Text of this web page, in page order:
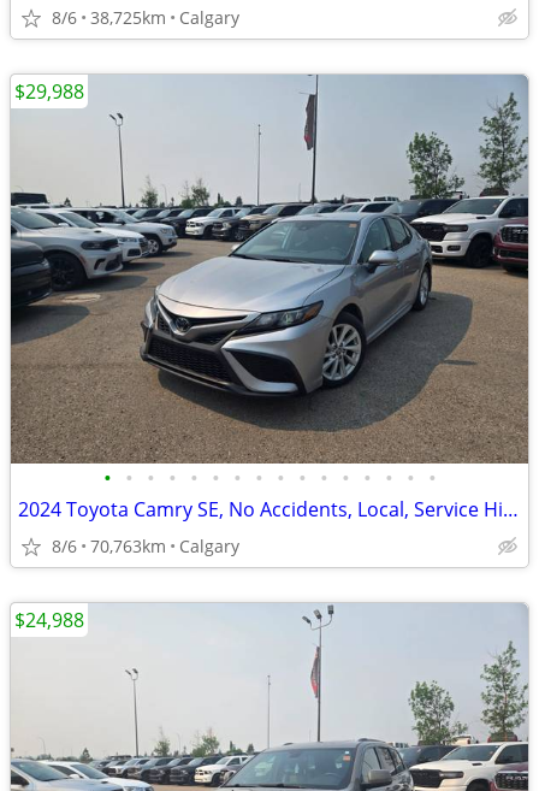
8/6 38,725km Calgary
• • • • • • • • • • • • • • • •
2024 Toyota Camry SE, No Accidents, Local, Service History #11068A
8/6 70,763km Calgary
$29,988
$24,988